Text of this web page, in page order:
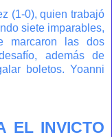
(1-0), quien trabajó
siete imparables,
marcaron las dos
además de
boletos. Yoanni
EL INVICTO